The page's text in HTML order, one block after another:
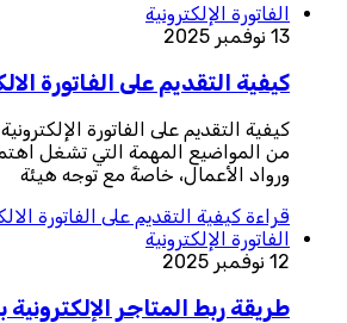
الفاتورة الإلكترونية
13 نوفمبر 2025
كيفية التقديم على الفاتورة
كيفية التقديم على الفاتورة
من المواضيع المهمة التي تشغل
ورواد الأعمال، خاصةً مع توجه هيئة
قراءة كيفية التقديم على الفاتورة
الفاتورة الإلكترونية
12 نوفمبر 2025
طريقة ربط المتاجر الإلكترونية